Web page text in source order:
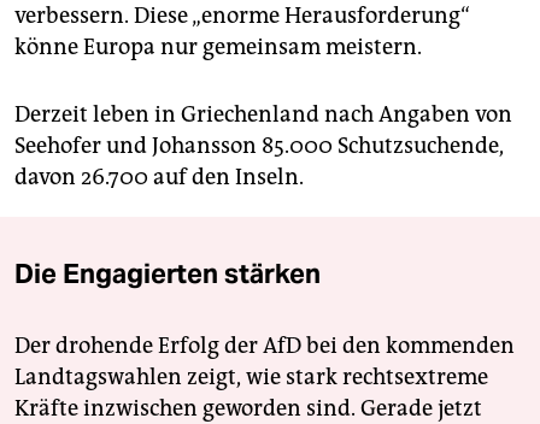
verbessern. Diese „enorme Herausforderung“
könne Europa nur gemeinsam meistern.
Derzeit leben in Griechenland nach Angaben von
Seehofer und Johansson 85.000 Schutzsuchende,
davon 26.700 auf den Inseln.
Die Engagierten stärken
Der drohende Erfolg der AfD bei den kommenden
Landtagswahlen zeigt, wie stark rechtsextreme
Kräfte inzwischen geworden sind. Gerade jetzt